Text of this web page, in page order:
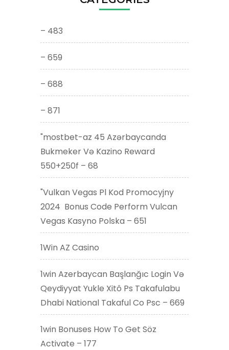
– 483
– 659
– 688
– 871
"mostbet-az 45 Azərbaycanda
Bukmeker Və Kazino Reward
550+250f – 68
"Vulkan Vegas Pl Kod Promocyjny
2024 ️ Bonus Code Perform Vulcan
Vegas Kasyno Polska – 651
1Win AZ Casino
1win Azerbaycan Başlanğıc Login Və
Qeydiyyat Yukle Xitô Ps Takafulabu
Dhabi National Takaful Co Psc – 669
1win Bonuses How To Get Söz
Activate – 177